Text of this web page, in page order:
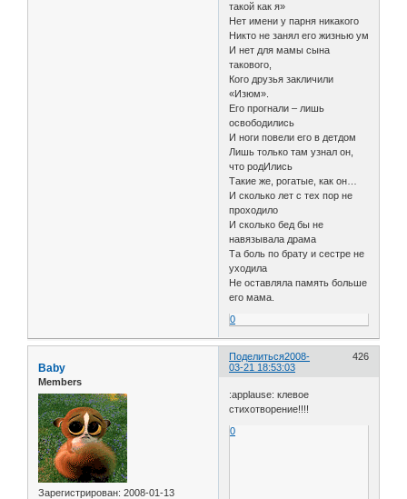
такой как я»
Нет имени у парня никакого
Никто не занял его жизнью ум
И нет для мамы сына
такового,
Кого друзья закличили
«Изюм».
Его прогнали – лишь
освободились
И ноги повели его в детдом
Лишь только там узнал он,
что родИлись
Такие же, рогатые, как он…
И сколько лет с тех пор не
проходило
И сколько бед бы не
навязывала драма
Та боль по брату и сестре не
уходила
Не оставляла память больше
его мама.
0
Поделиться 426
2008-
03-21 18:53:03
Baby
Members
Зарегистрирован: 2008-01-13
:applause: клевое
стихотворение!!!!
0